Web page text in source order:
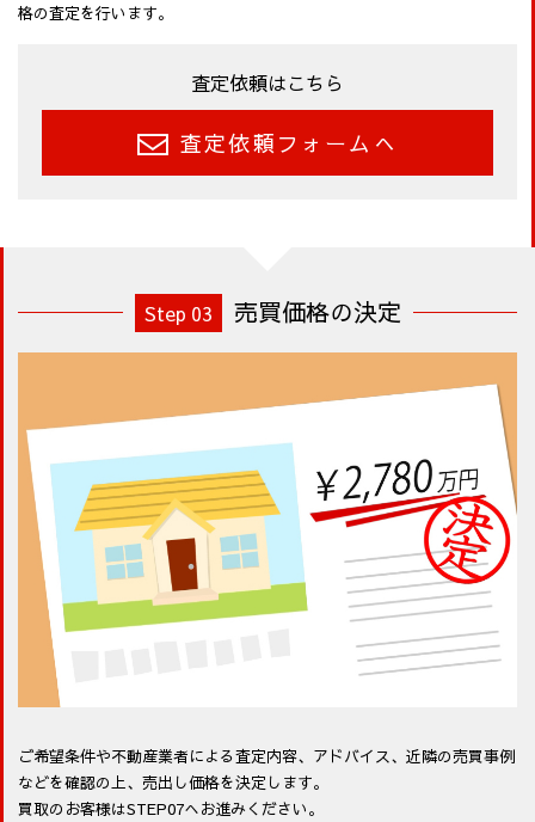
格の査定を行います。
査定依頼はこちら
査定依頼フォームへ
Step 03 売買価格の決定
ご希望条件や不動産業者による査定内容、アドバイス、近隣の売買事例
などを確認の上、売出し価格を決定します。
買取のお客様はSTEP07へお進みください。